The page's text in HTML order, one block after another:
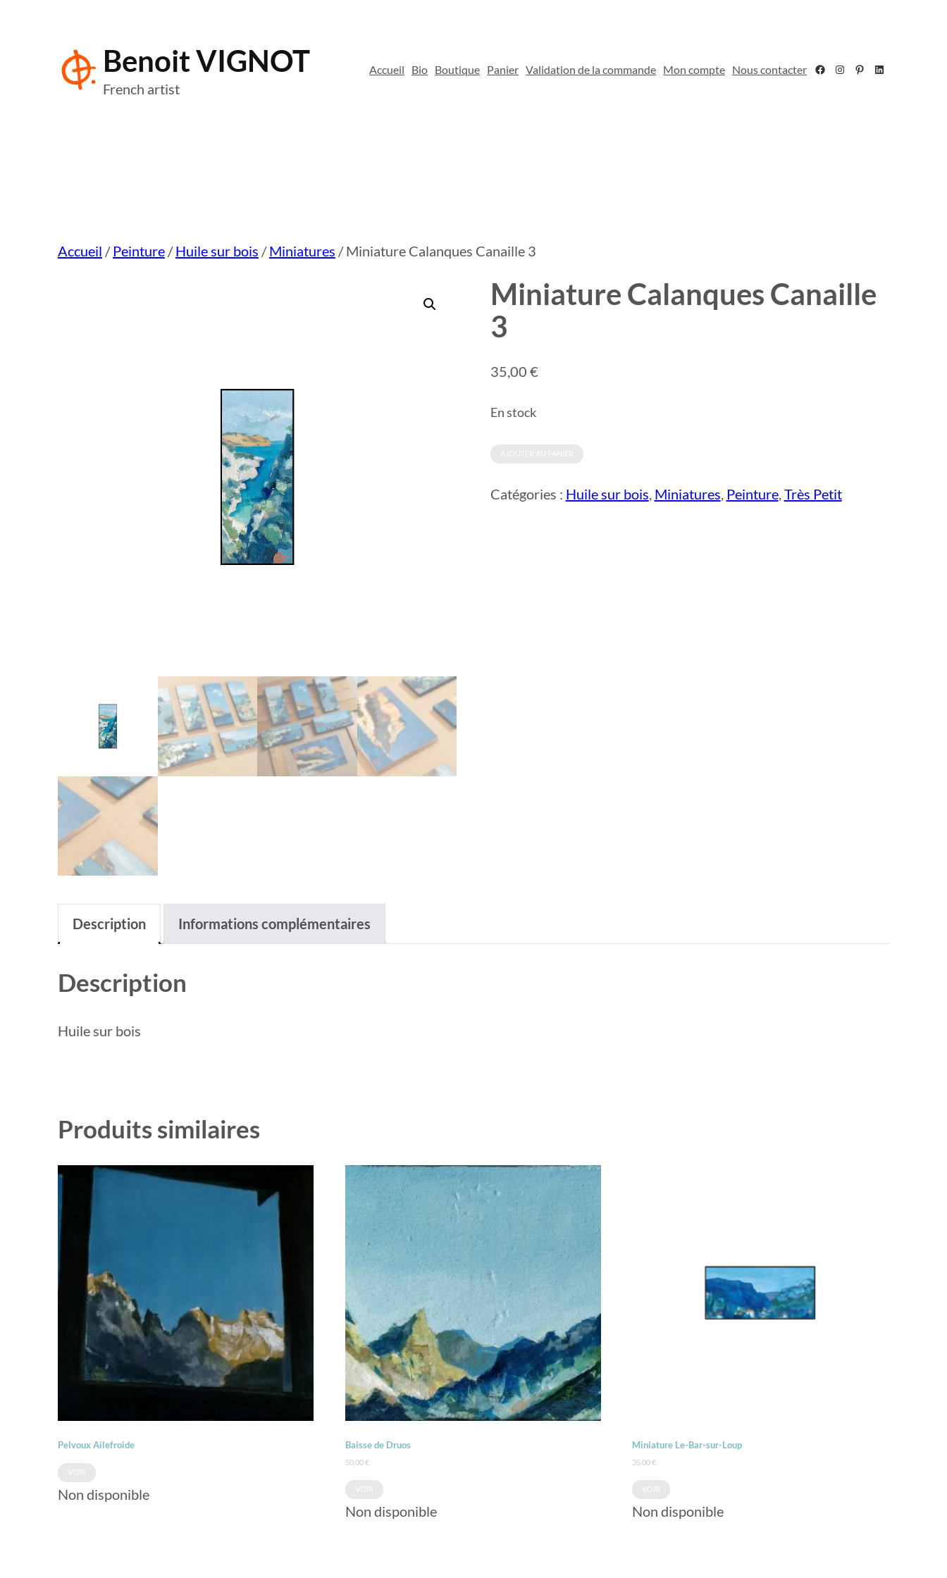
Benoit VIGNOT
French artist
Accueil Bio Boutique Panier Validation de la commande Mon compte Nous contacter Facebook
Instagram
Pinterest
LinkedIn
Accueil / Peinture/Huile sur bois /Miniatures / Miniature Calanques Canaille 3
Miniature Calanques Canaille
3
35,00 €
En stock
Miniature
Catégories : Huile sur bois Miniatures Peinture, Très Petit
Description Informations complémentaires
Description
Huile sur bois
Produits similaires
Pelvoux Ailefroide
Non disponible
Baisse de Druos
50,00€
Non disponible
Miniature Le-Bar-sur-Loup
35,00€
Non disponible